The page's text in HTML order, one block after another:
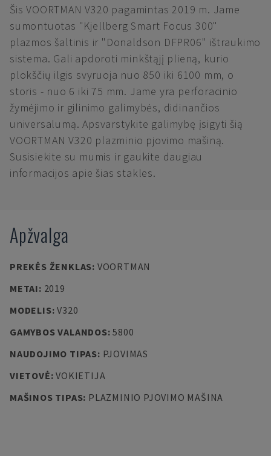
Šis VOORTMAN V320 pagamintas 2019 m. Jame
sumontuotas "Kjellberg Smart Focus 300"
plazmos šaltinis ir "Donaldson DFPR06" ištraukimo
sistema. Gali apdoroti minkštąjį plieną, kurio
plokščių ilgis svyruoja nuo 850 iki 6100 mm, o
storis - nuo 6 iki 75 mm. Jame yra perforacinio
žymėjimo ir gilinimo galimybės, didinančios
universalumą. Apsvarstykite galimybę įsigyti šią
VOORTMAN V320 plazminio pjovimo mašiną.
Susisiekite su mumis ir gaukite daugiau
informacijos apie šias stakles.
Apžvalga
PREKĖS ŽENKLAS: VOORTMAN
METAI: 2019
MODELIS:V320
GAMYBOS VALANDOS:5800
NAUDOJIMO TIPAS: PJOVIMAS
VIETOVĖ:VOKIETIJA
MAŠINOS TIPAS: PLAZMINIO PJOVIMO MAŠINA